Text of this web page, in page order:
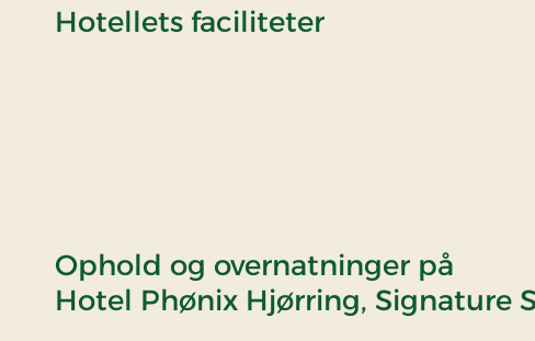
Hotellets faciliteter
Ophold og overnatninger på
Hotel Phønix Hjørring, Signature